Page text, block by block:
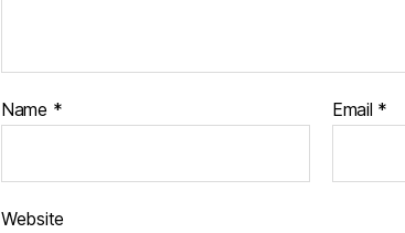
Name * Email *
Website